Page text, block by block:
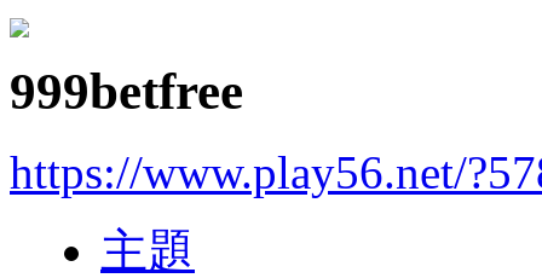
999betfree
https://www.play56.net/
主題